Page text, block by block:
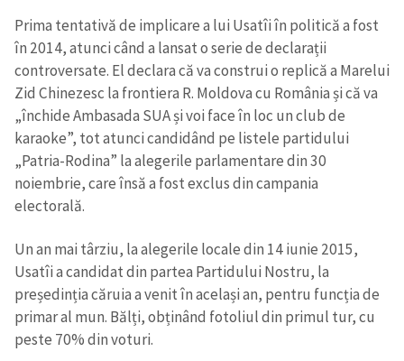
Prima tentativă de implicare a lui Usatîi în politică a fost
în 2014, atunci când a lansat o serie de declarații
controversate. El declara că va construi o replică a Marelui
Zid Chinezesc la frontiera R. Moldova cu România și că va
„închide Ambasada SUA și voi face în loc un club de
karaoke”, tot atunci candidând pe listele partidului
„Patria-Rodina” la alegerile parlamentare din 30
noiembrie, care însă a fost exclus din campania
electorală.
Un an mai târziu, la alegerile locale din 14 iunie 2015,
Usatîi a candidat din partea Partidului Nostru, la
președinția căruia a venit în același an, pentru funcția de
primar al mun. Bălți, obținând fotoliul din primul tur, cu
peste 70% din voturi.